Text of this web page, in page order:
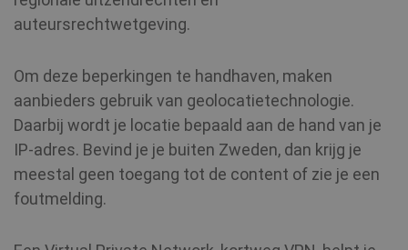
auteursrechtwetgeving.
Om deze beperkingen te handhaven, maken
aanbieders gebruik van geolocatietechnologie.
Daarbij wordt je locatie bepaald aan de hand van je
IP-adres. Bevind je je buiten Zweden, dan krijg je
meestal geen toegang tot de content of zie je een
foutmelding.